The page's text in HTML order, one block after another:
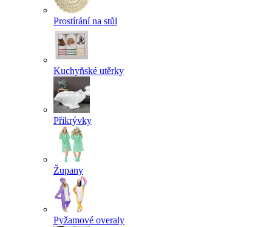
Prostírání na stůl
Kuchyňské utěrky
Přikrývky
Župany
Pyžamové overaly